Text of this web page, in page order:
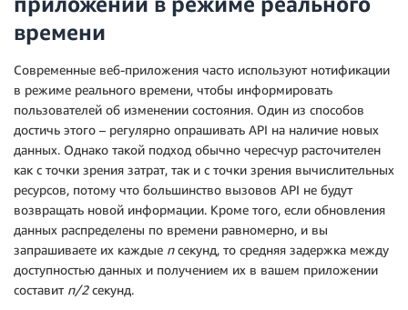
return {
body: JSON.stringify(result)
}
}
времени
Современные веб-приложения часто используют нотификации
в режиме реального времени, чтобы информировать
пользователей об изменении состояния. Один из способов
достичь этого – регулярно опрашивать API на наличие новых
данных. Однако такой подход обычно чересчур расточителен
как с точки зрения затрат, так и с точки зрения вычислительных
ресурсов, потому что большинство вызовов API не будут
возвращать новой информации. Кроме того, если обновления
данных распределены по времени равномерно, и вы
запрашиваете их каждые nсекунд, то средняя задержка между
доступностью данных и получением их в вашем приложении
составит n/2секунд.